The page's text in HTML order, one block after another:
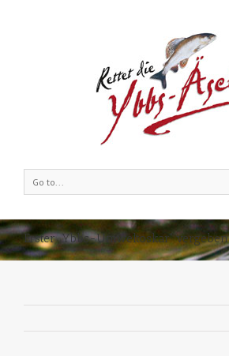
Go to...
Erster „Ybbs-Umweltoskar“ vergeben